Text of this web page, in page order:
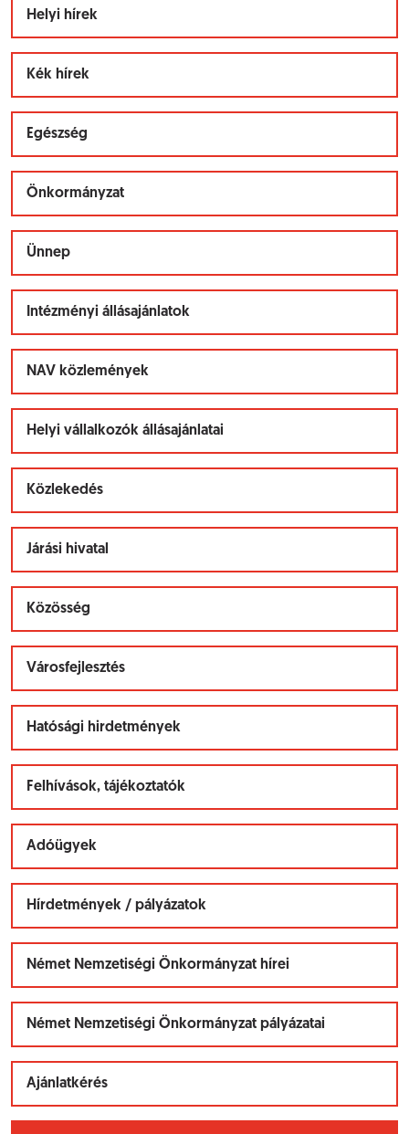
Helyi hírek
Kék hírek
Egészség
Önkormányzat
Ünnep
Intézményi állásajánlatok
NAV közlemények
Helyi vállalkozók állásajánlatai
Közlekedés
Járási hivatal
Közösség
Városfejlesztés
Hatósági hirdetmények
Felhívások, tájékoztatók
Adóügyek
Hírdetmények / pályázatok
Német Nemzetiségi Önkormányzat hírei
Német Nemzetiségi Önkormányzat pályázatai
Ajánlatkérés